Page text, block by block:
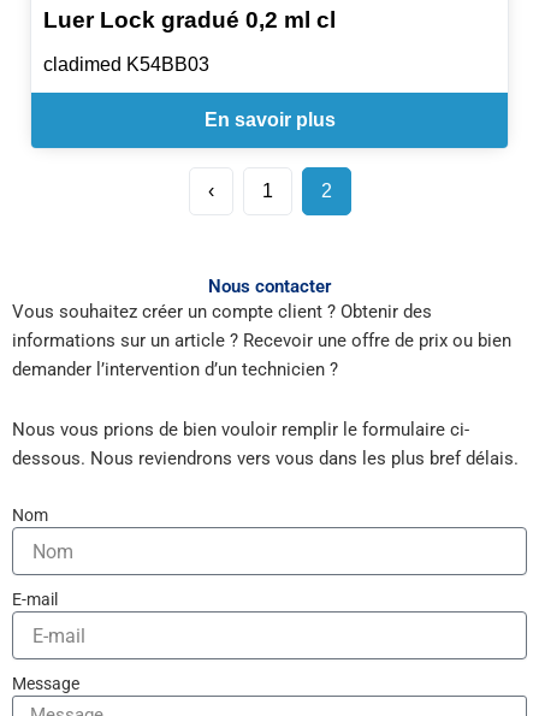
Luer Lock gradué 0,2 ml cl
cladimed K54BB03
En savoir plus
‹ 1 2
Nous contacter
Vous souhaitez créer un compte client ? Obtenir des
informations sur un article ? Recevoir une offre de prix ou bien
demander l’intervention d’un technicien ?
Nous vous prions de bien vouloir remplir le formulaire ci-
dessous. Nous reviendrons vers vous dans les plus bref délais.
Nom
E-mail
Message